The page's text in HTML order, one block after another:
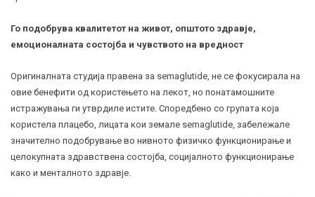
Го подобрува квалитетот на живот, општото здравје,
емоционалната состојба и чувството на вредност
Оригиналната студија правена за semaglutide, не се фокусирала на
овие бенефити од користењето на лекот, но понатамошните
истражувања ги утврдиле истите. Споредбено со групата која
користела плацебо, лицата кои земале semaglutide, забележале
значително подобрување во нивното физичко функционирање и
целокупната здравствена состојба, социјалното функционирање
како и менталното здравје.